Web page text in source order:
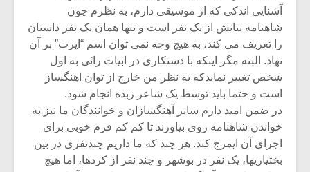
آشنایی اندکی که از موسیقی دارم، به نظرم چون
شاهنامه بیانش از یک نفر است و تنها همان یک نفر داستان
را تعریف می کند، به هیچ وجه نمی توان اسم “اپرت” بر آن
نهاد. البته مگر اینکه با دستکاری در ابیات رائی به اول
شخص تغییر نمایدکه به نظر من خارج از توان اهنگساز
است و حتما باید توسط یک شاعر زبده انجام شود.
در ضمن امید دارم سایر آهنگسازان و خوانندگان ما نیز به
خواندن شاهنامه روی بیاورند تا کم کم فرم خوبی برای
اجرای آن ایمرج کند. هر چند که ما داریم چندنفری در بین
بختیاریها، یک نفر در بوشهر و چند نفر از کردها، اما هیچ